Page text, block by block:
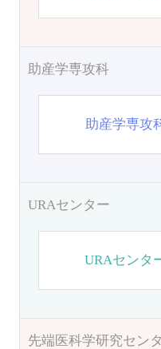
助産学専攻科
助産学専攻
URAセンター
URAセンタ
先端医科学研究セン